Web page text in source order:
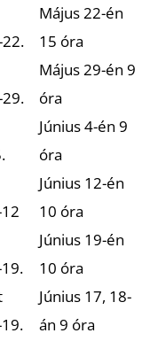
Május 22-én
15 óra
Május 29-én 9
óra
Június 4-én 9
óra
Június 12-én
10 óra
Június 19-én
10 óra
Június 17, 18-
án 9 óra